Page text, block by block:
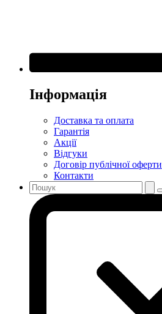
Інформація
Доставка та оплата
Гарантія
Акції
Відгуки
Договір публічної оферти
Контакти